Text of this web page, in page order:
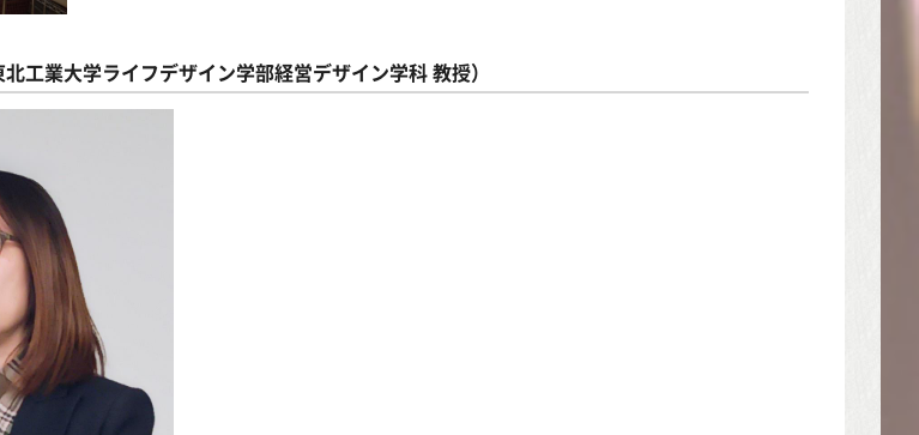
業大学ライフデザイン学部経営デザイン学科 教授）